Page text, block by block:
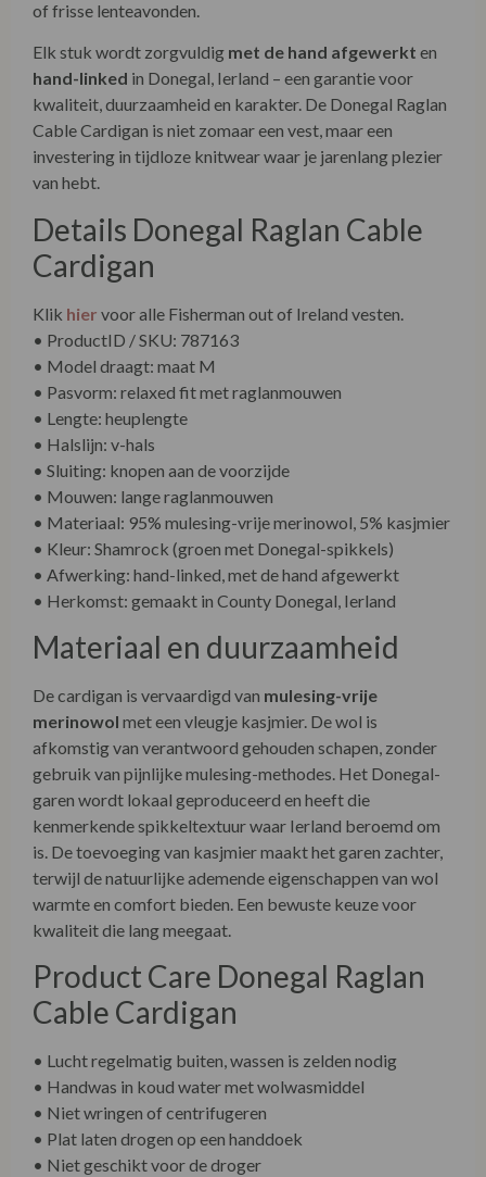
of frisse lenteavonden.
Elk stuk wordt zorgvuldig met de hand afgewerkt en
hand-linked in Donegal, Ierland – een garantie voor
kwaliteit, duurzaamheid en karakter. De Donegal Raglan
Cable Cardigan is niet zomaar een vest, maar een
investering in tijdloze knitwear waar je jarenlang plezier
van hebt.
Details Donegal Raglan Cable
Cardigan
Klik hier voor alle Fisherman out of Ireland vesten.
• ProductID / SKU: 787163
• Model draagt: maat M
• Pasvorm: relaxed fit met raglanmouwen
• Lengte: heuplengte
• Halslijn: v-hals
• Sluiting: knopen aan de voorzijde
• Mouwen: lange raglanmouwen
• Materiaal: 95% mulesing-vrije merinowol, 5% kasjmier
• Kleur: Shamrock (groen met Donegal-spikkels)
• Afwerking: hand-linked, met de hand afgewerkt
• Herkomst: gemaakt in County Donegal, Ierland
Materiaal en duurzaamheid
De cardigan is vervaardigd van mulesing-vrije
merinowol met een vleugje kasjmier. De wol is
afkomstig van verantwoord gehouden schapen, zonder
gebruik van pijnlijke mulesing-methodes. Het Donegal-
garen wordt lokaal geproduceerd en heeft die
kenmerkende spikkeltextuur waar Ierland beroemd om
is. De toevoeging van kasjmier maakt het garen zachter,
terwijl de natuurlijke ademende eigenschappen van wol
warmte en comfort bieden. Een bewuste keuze voor
kwaliteit die lang meegaat.
Product Care Donegal Raglan
Cable Cardigan
• Lucht regelmatig buiten, wassen is zelden nodig
• Handwas in koud water met wolwasmiddel
• Niet wringen of centrifugeren
• Plat laten drogen op een handdoek
• Niet geschikt voor de droger